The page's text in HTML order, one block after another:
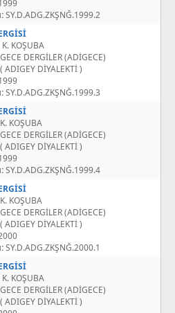
SY.D.ADG.ZKŞNĞ.1999.2
K. KOŞUBA
DERGİLER (ADİGECE)
ADIGEY DİYALEKTİ )
SY.D.ADG.ZKŞNĞ.1999.3
KOŞUBA
DERGİLER (ADİGECE)
ADIGEY DİYALEKTİ )
SY.D.ADG.ZKŞNĞ.1999.4
KOŞUBA
DERGİLER (ADİGECE)
ADIGEY DİYALEKTİ )
SY.D.ADG.ZKŞNĞ.2000.1
K. KOŞUBA
DERGİLER (ADİGECE)
ADIGEY DİYALEKTİ )